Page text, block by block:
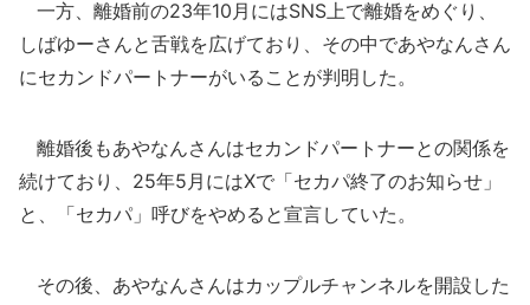
一方、離婚前の23年10月にはSNS上で離婚をめぐり、
しばゆーさんと舌戦を広げており、その中であやなんさん
にセカンドパートナーがいることが判明した。
離婚後もあやなんさんはセカンドパートナーとの関係を
続けており、25年5月にはXで「セカパ終了のお知らせ」
と、「セカパ」呼びをやめると宣言していた。
その後、あやなんさんはカップルチャンネルを開設した